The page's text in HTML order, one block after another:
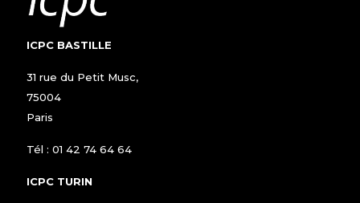
ICPC BASTILLE
31 rue du Petit Musc,
75004
Paris
Tél : 01 42 74 64 64
ICPC TURIN